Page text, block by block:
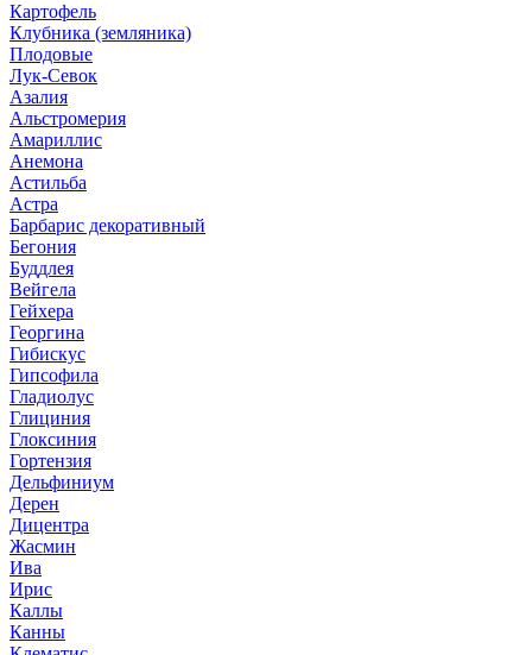
Картофель
Клубника (земляника)
Плодовые
Лук-Севок
Азалия
Альстромерия
Амариллис
Анемона
Астильба
Астра
Барбарис декоративный
Бегония
Буддлея
Вейгела
Гейхера
Георгина
Гибискус
Гипсофила
Гладиолус
Глициния
Глоксиния
Гортензия
Дельфиниум
Дерен
Дицентра
Жасмин
Ива
Ирис
Каллы
Канны